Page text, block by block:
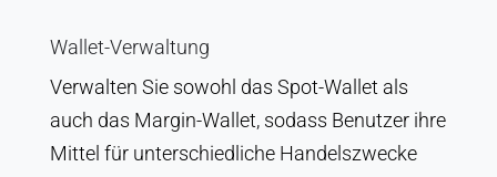
Wallet-Verwaltung
Verwalten Sie sowohl das Spot-Wallet als
auch das Margin-Wallet, sodass Benutzer ihre
Mittel für unterschiedliche Handelszwecke